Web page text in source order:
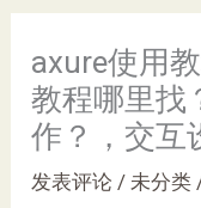
axure使用
教程哪里找
作？，交互
发表评论 / 未分类